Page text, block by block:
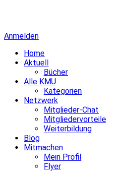
Anmelden
Home
Aktuell
Bücher
Alle KMU
Kategorien
Netzwerk
Mitglieder-Chat
Mitgliedervorteile
Weiterbildung
Blog
Mitmachen
Mein Profil
Flyer